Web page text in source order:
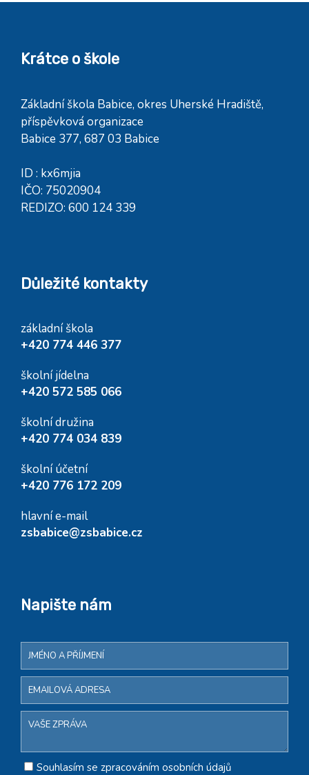
Krátce o škole
Základní škola Babice, okres Uherské Hradiště,
příspěvková organizace
Babice 377, 687 03 Babice
ID : kx6mjia
IČO: 75020904
REDIZO: 600 124 339
Důležité kontakty
základní škola
+420 774 446 377
školní jídelna
+420 572 585 066
školní družina
+420 774 034 839
školní účetní
+420 776 172 209
hlavní e-mail
zsbabice@zsbabice.cz
Napište nám
Souhlasím se zpracováním osobních údajů